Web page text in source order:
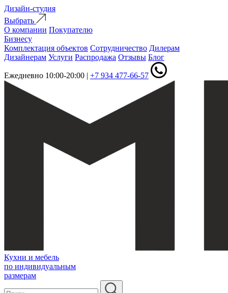
Дизайн-студия
Выбрать
О компании Покупателю
Бизнесу
Комплектация объектов Сотрудничество Дилерам
Дизайнерам Услуги Распродажа Отзывы Блог
Ежедневно 10:00-20:00 | +7 934 477-66-57
Кухни и мебель
по индивидуальным
размерам